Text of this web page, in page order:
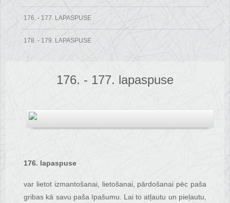
176. - 177. LAPASPUSE
178. - 179. LAPASPUSE
176. - 177. lapaspuse
176. lapaspuse
var lietot izmantošanai, lietošanai, pārdošanai pēc paša
gribas kā savu paša īpašumu. Lai to atļautu un pieļautu,